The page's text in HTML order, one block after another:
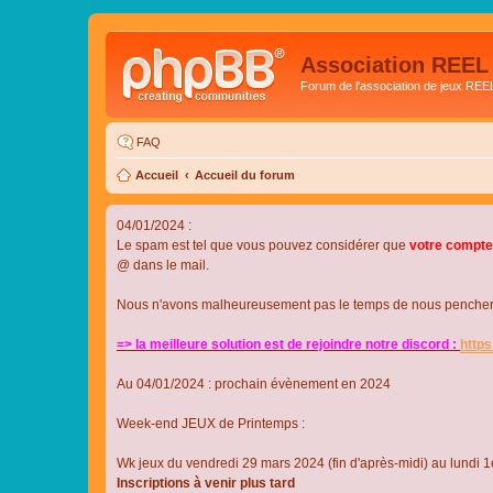
Association REEL
Forum de l'association de jeux REEL
FAQ
Accueil Accueil du forum
04/01/2024 :
Le spam est tel que vous pouvez considérer que votre
@ dans le mail.
Nous n'avons malheureusement pas le temps de nous
=> la meilleure solution est de rejoindre notre discord :
Au 04/01/2024 : prochain évènement en 2024
Week-end JEUX de Printemps :
Wk jeux du vendredi 29 mars 2024 (fin d'après-midi) au lundi
Inscriptions à venir plus tard